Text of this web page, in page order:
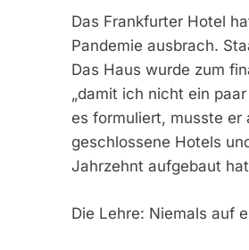
Das Frankfurter Hotel
Pandemie ausbrach.
Das Haus wurde zum
„damit ich nicht ein
es formuliert, musste er
geschlossene Hotels
Jahrzehnt aufgebaut
Die Lehre: Niemals auf